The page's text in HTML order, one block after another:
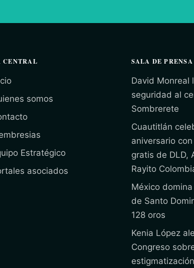
CENTRAL
somos
Estratégico
asociados
SALA DE PRENSA
David Monreal
seguridad al
Sombrerete
Cuautitlán
aniversario
gratis de DLD,
Rayito
México
de Santo
128 oros
Kenia López
Congreso